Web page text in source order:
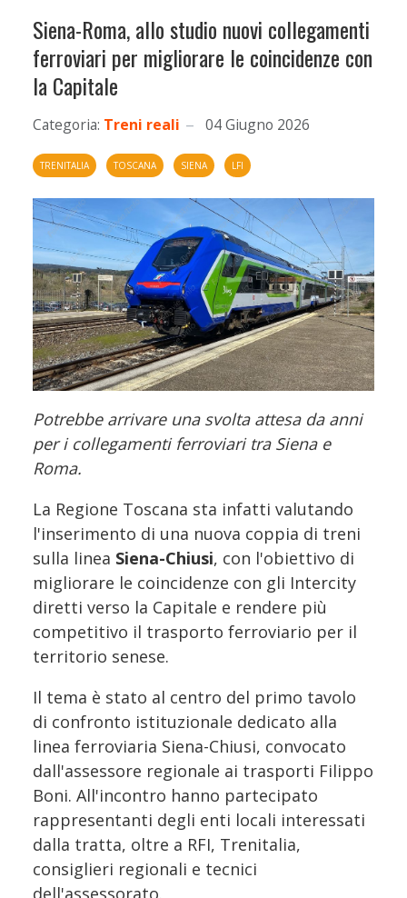
Siena-Roma, allo studio nuovi collegamenti
ferroviari per migliorare le coincidenze con
la Capitale
Categoria: Treni reali 04 Giugno 2026
TRENITALIA TOSCANA SIENA LFI
Potrebbe arrivare una svolta attesa da anni
per i collegamenti ferroviari tra Siena e
Roma.
La Regione Toscana sta infatti valutando
l'inserimento di una nuova coppia di treni
sulla linea Siena-Chiusi, con l'obiettivo di
migliorare le coincidenze con gli Intercity
diretti verso la Capitale e rendere più
competitivo il trasporto ferroviario per il
territorio senese.
Il tema è stato al centro del primo tavolo
di confronto istituzionale dedicato alla
linea ferroviaria Siena-Chiusi, convocato
dall'assessore regionale ai trasporti Filippo
Boni. All'incontro hanno partecipato
rappresentanti degli enti locali interessati
dalla tratta, oltre a RFI, Trenitalia,
consiglieri regionali e tecnici
dell'assessorato.